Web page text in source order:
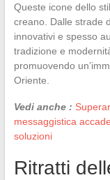
Queste icone dello
creano. Dalle strade
innovativi e spesso
tradizione e
promuovendo
Oriente.
Vedi anche :
messaggistica
soluzioni
Ritratti